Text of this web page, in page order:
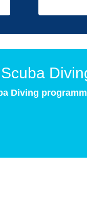
Diving